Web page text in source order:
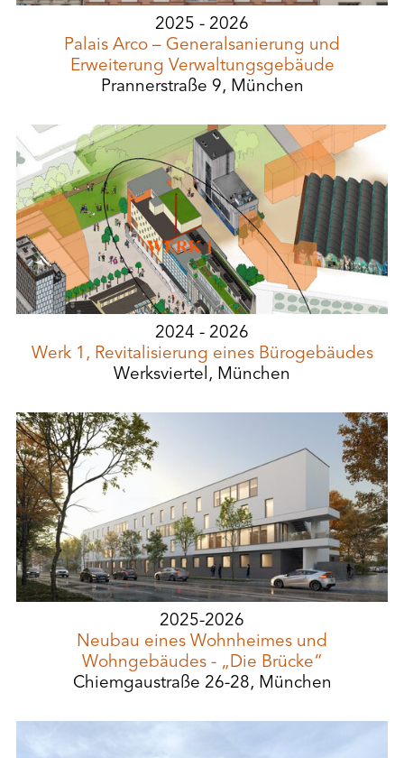
2025 - 2026
Palais Arco – Generalsanierung und
Erweiterung Verwaltungsgebäude
Prannerstraße 9, München
2024 - 2026
Werk 1, Revitalisierung eines Bürogebäudes
Werksviertel, München
2025-2026
Neubau eines Wohnheimes und
Wohngebäudes - „Die Brücke“
Chiemgaustraße 26-28, München